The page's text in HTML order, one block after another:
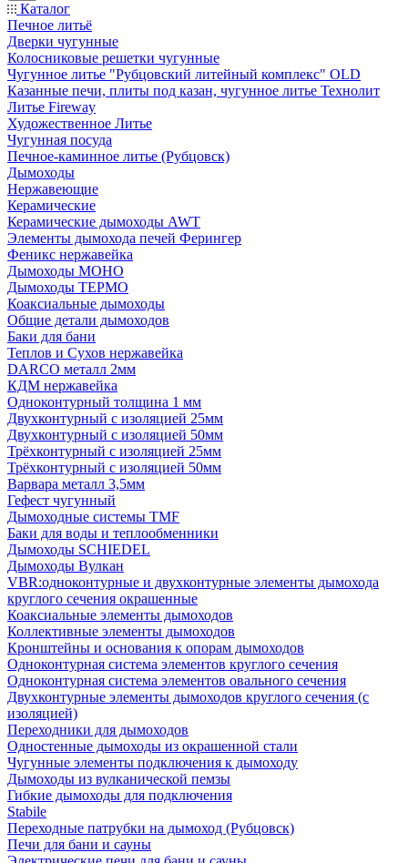
Каталог
Печное литьё
Дверки чугунные
Колосниковые решетки чугунные
Чугунное литье "Рубцовский литейный комплекс" OLD
Казанные печи, плиты под казан, чугунное литье Технолит
Литье Fireway
Художественное Литье
Чугунная посуда
Печное-каминное литье (Рубцовск)
Дымоходы
Нержавеющие
Керамические
Керамические дымоходы AWT
Элементы дымохода печей Ферингер
Феникс нержавейка
Дымоходы МОНО
Дымоходы ТЕРМО
Коаксиальные дымоходы
Общие детали дымоходов
Баки для бани
Теплов и Сухов нержавейка
DARCO металл 2мм
КДМ нержавейка
Одноконтурный толщина 1 мм
Двухконтурный с изоляцией 25мм
Двухконтурный с изоляцией 50мм
Трёхконтурный с изоляцией 25мм
Трёхконтурный с изоляцией 50мм
Варвара металл 3,5мм
Гефест чугунный
Дымоходные системы TMF
Баки для воды и теплообменники
Дымоходы SCHIEDEL
Дымоходы Вулкан
VBR:одноконтурные и двухконтурные элементы дымохода
круглого сечения окрашенные
Коаксиальные элементы дымоходов
Коллективные элементы дымоходов
Кронштейны и основания к опорам дымоходов
Одноконтурная система элементов круглого сечения
Одноконтурная система элементов овального сечения
Двухконтурные элементы дымоходов круглого сечения (с
изоляцией)
Переходники для дымоходов
Одностенные дымоходы из окрашенной стали
Чугунные элементы подключения к дымоходу
Дымоходы из вулканической пемзы
Гибкие дымоходы для подключения
Stabile
Переходные патрубки на дымоход (Рубцовск)
Печи для бани и сауны